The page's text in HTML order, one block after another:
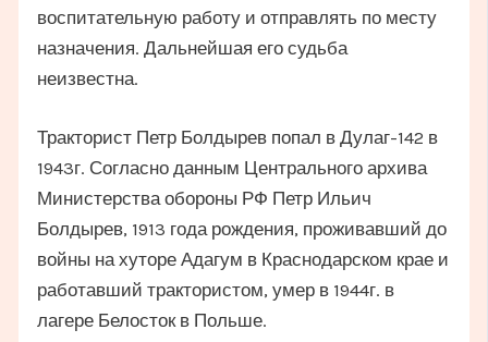
воспитательную работу и отправлять по месту
назначения. Дальнейшая его судьба
неизвестна.
Тракторист Петр Болдырев попал в Дулаг-142 в
1943г. Согласно данным Центрального архива
Министерства обороны РФ Петр Ильич
Болдырев, 1913 года рождения, проживавший до
войны на хуторе Адагум в Краснодарском крае и
работавший трактористом, умер в 1944г. в
лагере Белосток в Польше.